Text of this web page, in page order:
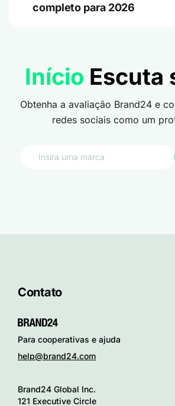
completo para 2026
Início Escuta
Obtenha a avaliação Brand24 e
redes sociais como um
Contato
Para cooperativas e ajuda
help@brand24.com
Brand24 Global Inc.
121 Executive Circle